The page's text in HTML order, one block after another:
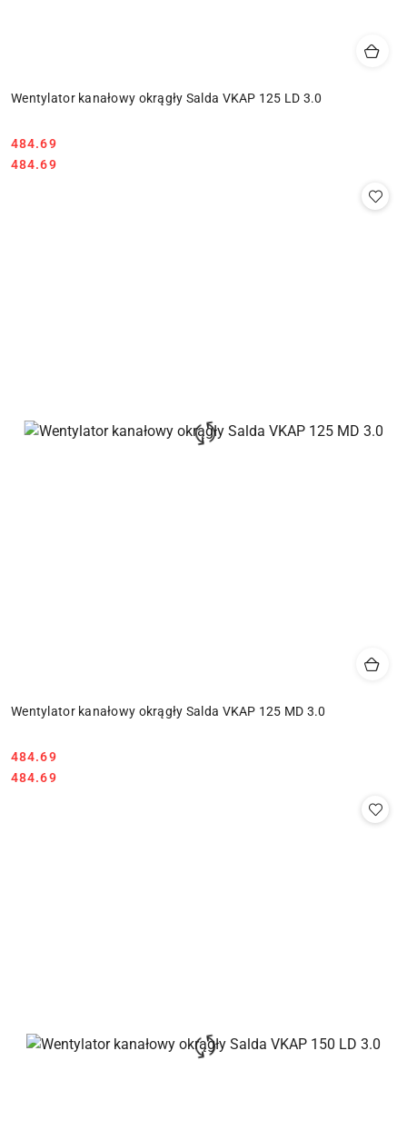
Wentylator kanałowy okrągły Salda VKAP 125 LD 3.0
Cena:
484.69
Cena:
484.69
Wentylator kanałowy okrągły Salda VKAP 125 MD 3.0
Cena:
484.69
Cena:
484.69